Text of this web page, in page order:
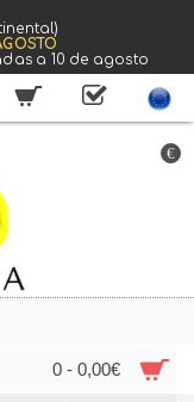
a 10 de agosto
€
0 - 0,00€